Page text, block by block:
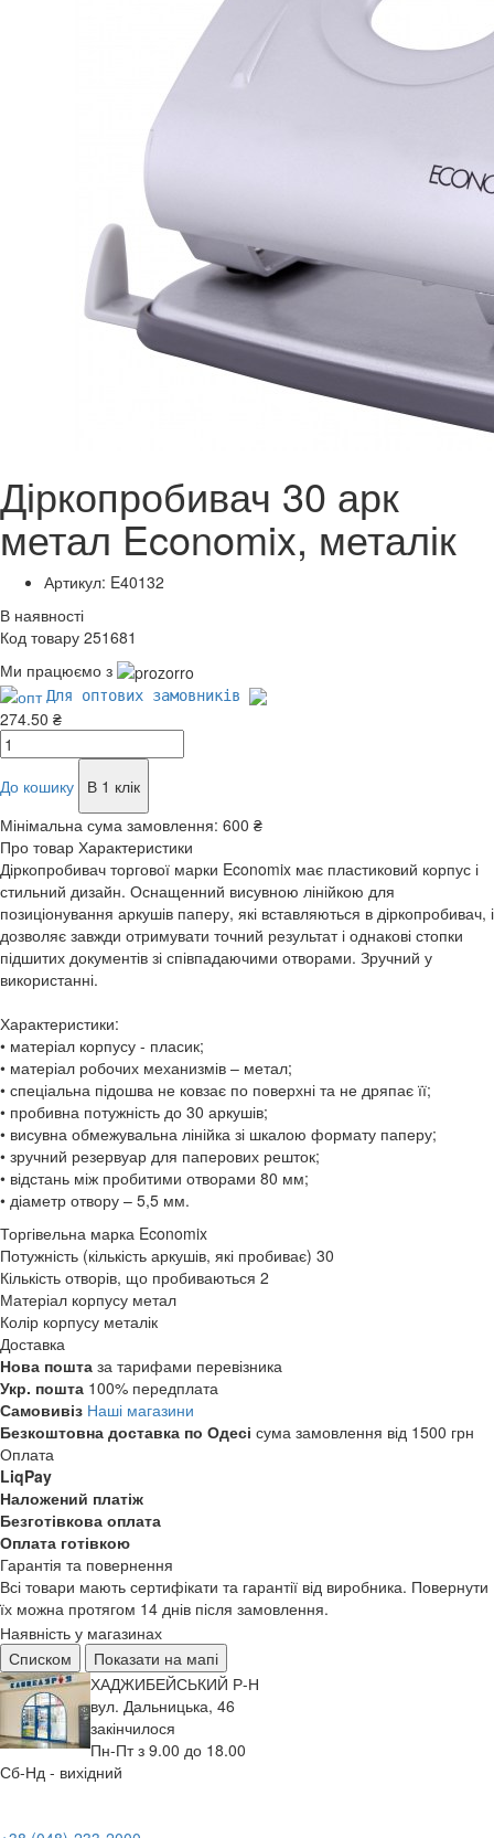
Діркопробивач 30 арк
метал Economix, металік
Артикул: E40132
В наявності
Код товару 251681
Ми працюємо з
Для оптових замовників
274.50 ₴
До кошику
В 1 клік
Мінімальна сума замовлення: 600 ₴
Про товар Характеристики
Діркопробивач торгової марки Economix має пластиковий корпус і
стильний дизайн. Оснащенний висувною лінійкою для
позиціонування аркушів паперу, які вставляються в діркопробивач, і
дозволяє завжди отримувати точний результат і однакові стопки
підшитих документів зі співпадаючими отворами. Зручний у
використанні.
Характеристики:
• матеріал корпусу - пласик;
• матеріал робочих механизмів – метал;
• спеціальна підошва не ковзає по поверхні та не дряпає її;
• пробивна потужність до 30 аркушів;
• висувна обмежувальна лінійка зі шкалою формату паперу;
• зручний резервуар для паперових решток;
• відстань між пробитими отворами 80 мм;
• діаметр отвору – 5,5 мм.
Торгівельна марка Economix
Потужність (кількість аркушів, які пробиває) 30
Кількість отворів, що пробиваються 2
Матеріал корпусу метал
Колір корпусу металік
Доставка
Нова пошта за тарифами перевізника
Укр. пошта 100% передплата
Самовивіз Наші магазини
Безкоштовна доставка по Одесі сума замовлення від 1500 грн
Оплата
LiqPay
Наложений платіж
Безготівкова оплата
Оплата готівкою
Гарантія та повернення
Всі товари мають сертифікати та гарантії від виробника. Повернути
їх можна протягом 14 днів після замовлення.
Наявність у магазинах
Списком
Показати на мапі
ХАДЖИБЕЙСЬКИЙ Р-Н
вул. Дальницька, 46
закінчилося
Пн-Пт з 9.00 до 18.00
Сб-Нд - вихідний